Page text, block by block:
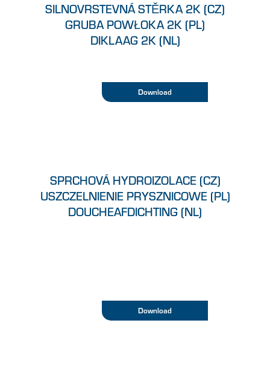
SILNOVRSTEVNÁ STĚRKA 2K (CZ)
GRUBA POWŁOKA 2K (PL)
DIKLAAG 2K (NL)
Download
SPRCHOVÁ HYDROIZOLACE (CZ)
USZCZELNIENIE PRYSZNICOWE (PL)
DOUCHEAFDICHTING (NL)
Download